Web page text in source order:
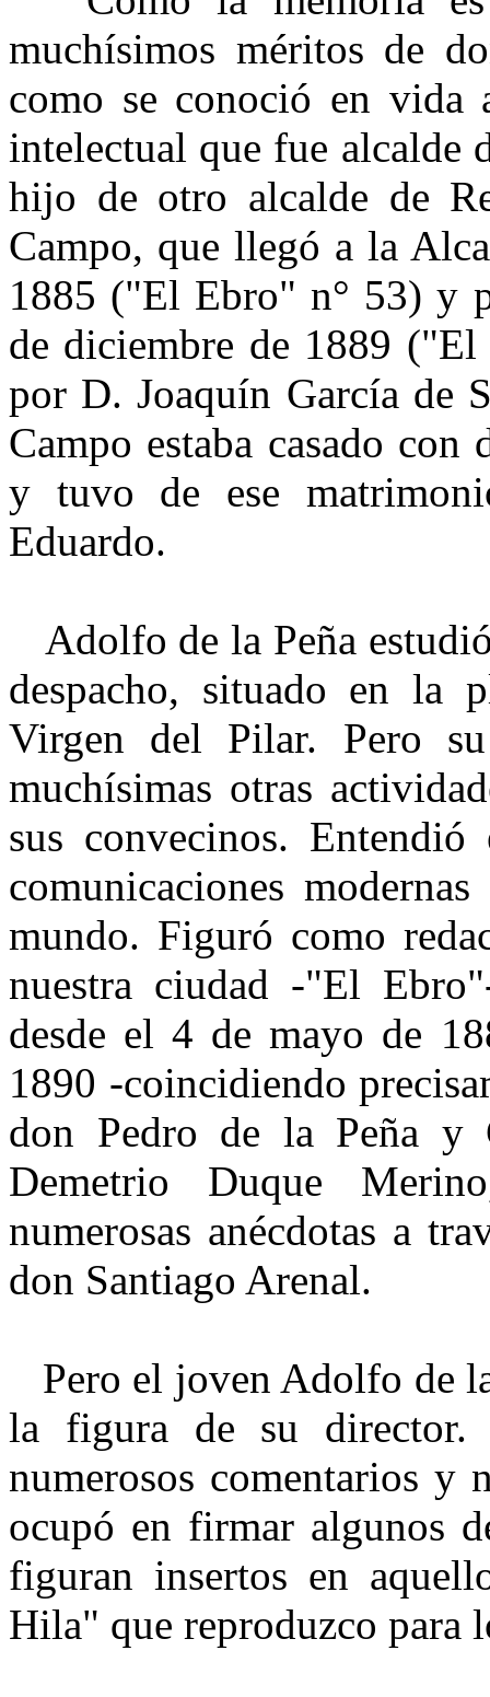
muchísimos méritos de
como se conoció en vida
intelectual que fue alcalde
hijo de otro alcalde de
Campo, que llegó a la
1885 ("El Ebro" n° 53) y
de diciembre de 1889
por D. Joaquín García de
Campo estaba casado
y tuvo de ese
Eduardo.
Adolfo de la Peña
despacho, situado en la
Virgen del Pilar. Pero
muchísimas otras
sus convecinos.
comunicaciones
mundo. Figuró como
nuestra ciudad -"El
desde el 4 de mayo de
1890 -coincidiendo
don Pedro de la Peña y
Demetrio Duque
numerosas anécdotas a
don Santiago Arenal.
Pero el joven Adolfo de
la figura de su director.
numerosos comentarios y
ocupó en firmar algunos
figuran insertos en
Hila" que reproduzco para